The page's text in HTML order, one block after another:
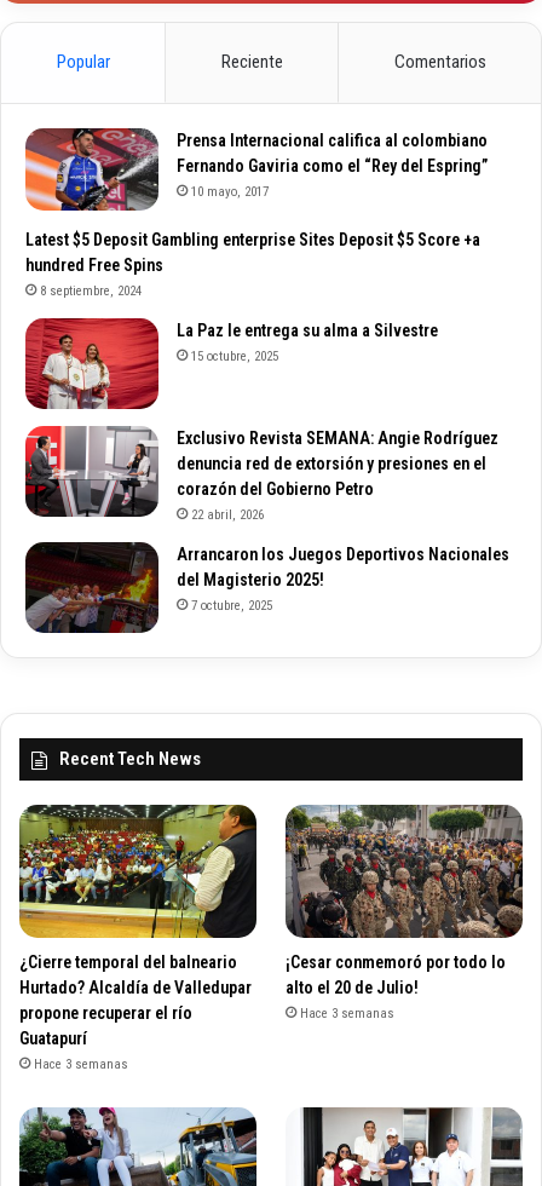
Popular Reciente Comentarios
Prensa Internacional califica al colombiano
Fernando Gaviria como el “Rey del Espring”
10 mayo, 2017
Latest $5 Deposit Gambling enterprise Sites Deposit $5 Score +a
hundred Free Spins
8 septiembre, 2024
La Paz le entrega su alma a Silvestre
15 octubre, 2025
Exclusivo Revista SEMANA: Angie Rodríguez
denuncia red de extorsión y presiones en el
corazón del Gobierno Petro
22 abril, 2026
Arrancaron los Juegos Deportivos Nacionales
del Magisterio 2025!
7 octubre, 2025
Recent Tech News
¿Cierre temporal del balneario
Hurtado? Alcaldía de Valledupar
propone recuperar el río
Guatapurí
Hace 3 semanas
¡Cesar conmemoró por todo lo
alto el 20 de Julio!
Hace 3 semanas